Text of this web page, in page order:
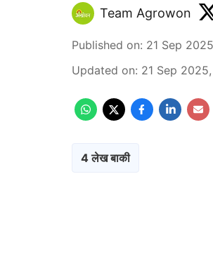
Team Agrowon
Published on: 21 Sep
Updated on: 21 Sep
4 लेख बाकी